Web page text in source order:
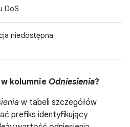
DoS
niedostępna
kolumnie Odniesienia?
w tabeli szczegółów
prefiks identyfikujący